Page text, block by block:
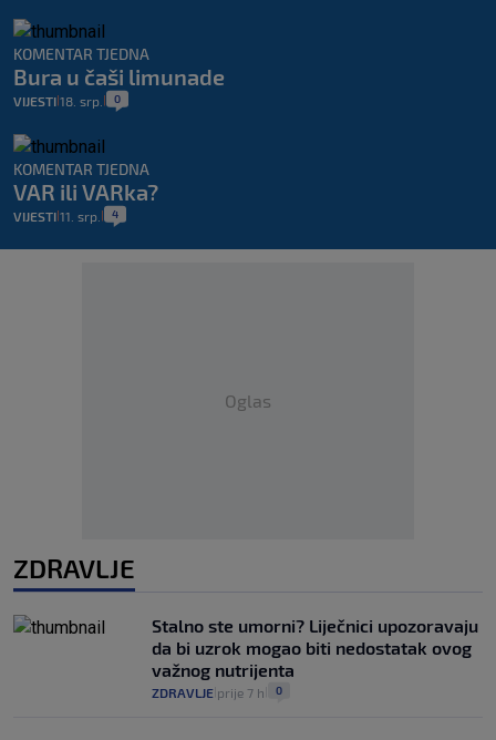
KOMENTAR TJEDNA
Bura u čaši limunade
VIJESTI 18. srp. 0
KOMENTAR TJEDNA
VAR ili VARka?
VIJESTI 11. srp. 4
Oglas
ZDRAVLJE
Stalno ste umorni? Liječnici upozoravaju
da bi uzrok mogao biti nedostatak ovog
važnog nutrijenta
ZDRAVLJE prije 7 h 0